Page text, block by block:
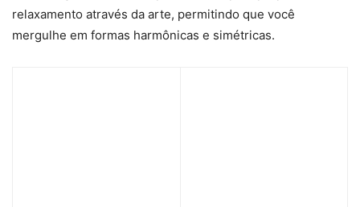
relaxamento através da arte, permitindo que você
mergulhe em formas harmônicas e simétricas.